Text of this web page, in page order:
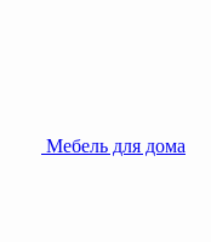
Мебель для дома